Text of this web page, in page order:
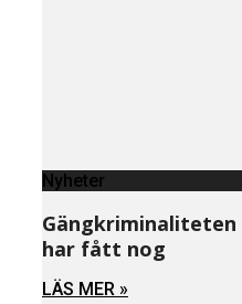
Nyheter
Gängkriminaliteten
har fått nog
LÄS MER »